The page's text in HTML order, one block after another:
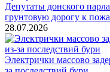
Депутаты донского
грунтовую дорогу к
28.07.2026
Электрички массово